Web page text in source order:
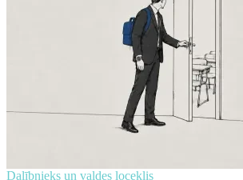
Dalībnieks un valdes loceklis